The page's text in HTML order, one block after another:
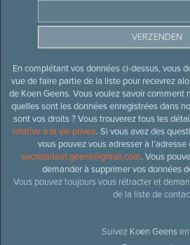
En complétant vos données ci-dessus, vous
vue de faire partie de la liste pour recevrez
de Koen Geens. Vous voulez savoir comment
quelles sont les données enregistrées dans
sont vos droits ? Vous trouverez tous les
relative à la vie privée. Si vous avez des
vous pouvez vous adresser à
secretariaat.geens@gmail.com. Vous
demander à supprimer vos données
Vous pouvez toujours vous rétracter et
de la liste de
Suivez Koen Geens